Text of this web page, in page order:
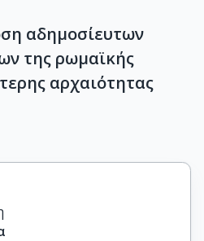
αδημοσίευτων
της ρωμαϊκής
αρχαιότητας